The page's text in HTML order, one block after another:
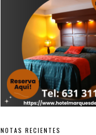
NOTAS RECIENTES